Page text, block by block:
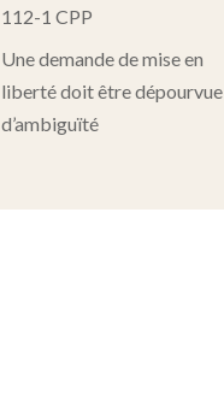
112-1 CPP
Une demande de mise en
liberté doit être dépourvue
d’ambiguïté